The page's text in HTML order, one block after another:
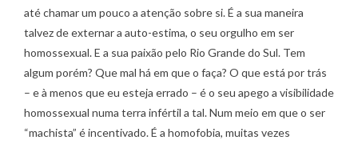
até chamar um pouco a atenção sobre si. É a sua maneira
talvez de externar a auto-estima, o seu orgulho em ser
homossexual. E a sua paixão pelo Rio Grande do Sul. Tem
algum porém? Que mal há em que o faça? O que está por trás
– e à menos que eu esteja errado – é o seu apego a visibilidade
homossexual numa terra infértil a tal. Num meio em que o ser
“machista” é incentivado. É a homofobia, muitas vezes